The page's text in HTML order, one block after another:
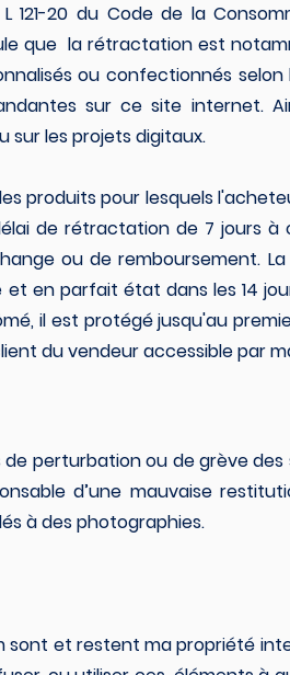
121-20 du Code de la
que la rétractation est
ou confectionnés
sur ce site internet.
sur les projets digitaux.
produits pour lesquels
de rétractation de 7 jours
ou de remboursement.
en parfait état dans les 14
il est protégé jusqu'au
du vendeur accessible par
perturbation ou de grève
d’une mauvaise
à des photographies.
sont et restent ma propriété